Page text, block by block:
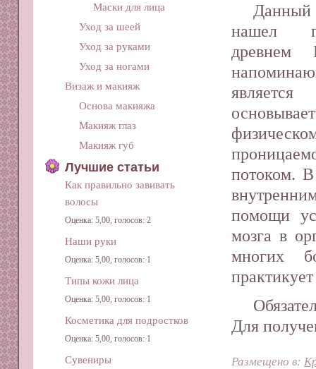
Данный
нашел
древнем
потоком.
помощи
мозга в
многих
Для
Размещено в:
Маски для лица
Уход за шеей
Уход за руками
Уход за ногами
Визаж и макияж
Основа макияжа
Макияж глаз
Макияж губ
Лучшие статьи
Как правильно завивать
волосы
Оценка: 5,00, голосов: 2
Наши руки
Оценка: 5,00, голосов: 1
Типы кожи лица
Оценка: 5,00, голосов: 1
Косметика для подростков
Оценка: 5,00, голосов: 1
Сувениры